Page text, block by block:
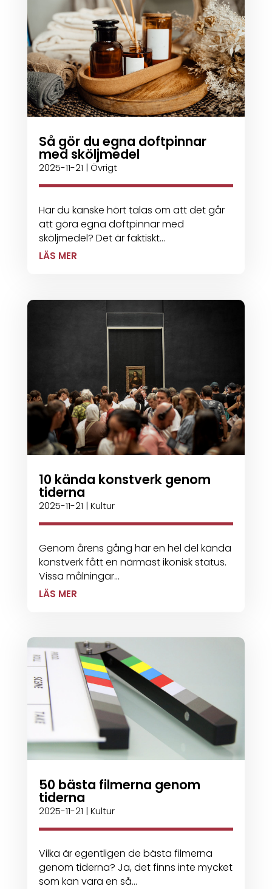
Så gör du egna doftpinnar
med sköljmedel
2025-11-21 | Övrigt
Har du kanske hört talas om att det går
att göra egna doftpinnar med
sköljmedel? Det är faktiskt...
LÄS MER
10 kända konstverk genom
tiderna
2025-11-21 | Kultur
Genom årens gång har en hel del kända
konstverk fått en närmast ikonisk status.
Vissa målningar...
LÄS MER
50 bästa filmerna genom
tiderna
2025-11-21 | Kultur
Vilka är egentligen de bästa filmerna
genom tiderna? Ja, det finns inte mycket
som kan vara en så...